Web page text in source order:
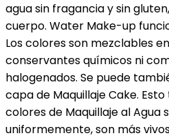
agua sin fragancia y sin
cuerpo. Water Make-up
Los colores son mezclables
conservantes químicos ni
halogenados. Se puede
capa de Maquillaje Cake.
colores de Maquillaje al Agua
uniformemente, son más